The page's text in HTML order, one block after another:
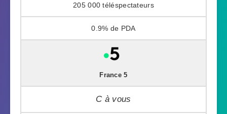
205 000
0.9%
France 5
C à vous